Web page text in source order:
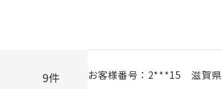
9件 お客様番号： 2***15 滋賀県